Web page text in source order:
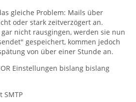
gleiche Problem: Mails über
oder stark zeitverzögert an.
nicht rausgingen, werden sie nun
gespeichert, kommen jedoch
von über einer Stunde an.
Einstellungen bislang bislang
SMTP